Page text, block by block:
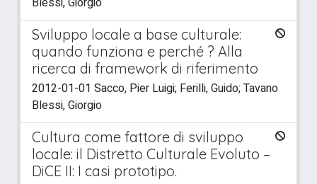
Sviluppo locale a base culturale:
quando funziona e perché ? Alla
ricerca di framework di riferimento
2012-01-01 Sacco, Pier Luigi; Ferilli, Guido; Tavano
Blessi, Giorgio
Cultura come fattore di sviluppo
locale: il Distretto Culturale Evoluto –
DiCE II: I casi prototipo.